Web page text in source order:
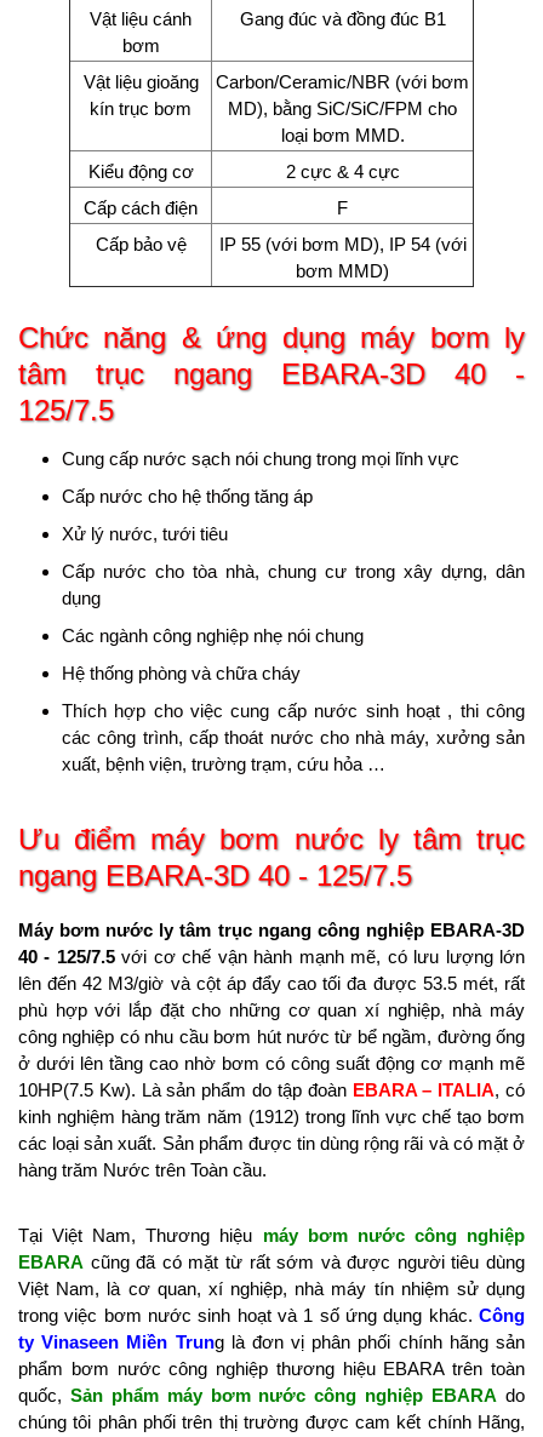
Vật liệu cánh
bơm
Gang đúc và đồng đúc B1
Vật liệu gioăng
kín trục bơm
Carbon/Ceramic/NBR (với bơm
MD), bằng SiC/SiC/FPM cho
loại bơm MMD.
Kiểu động cơ
2 cực & 4 cực
Cấp cách điện
F
Cấp bảo vệ
IP 55 (với bơm MD), IP 54 (với
bơm MMD)
Chức năng & ứng dụng máy bơm ly
tâm trục ngang EBARA-3D 40 -
125/7.5
Cung cấp nước sạch nói chung trong mọi lĩnh vực
Cấp nước cho hệ thống tăng áp
Xử lý nước, tưới tiêu
Cấp nước cho tòa nhà, chung cư trong xây dựng, dân
dụng
Các ngành công nghiệp nhẹ nói chung
Hệ thống phòng và chữa cháy
Thích hợp cho việc cung cấp nước sinh hoạt , thi công
các công trình, cấp thoát nước cho nhà máy, xưởng sản
xuất, bệnh viện, trường trạm, cứu hỏa …
Ưu điểm máy bơm nước ly tâm trục
ngang EBARA-3D 40 - 125/7.5
Máy bơm nước ly tâm trục ngang công nghiệp EBARA-3D
40 - 125/7.5với cơ chế vận hành mạnh mẽ, có lưu lượng lớn
lên đến 42 M3/giờ và cột áp đẩy cao tối đa được 53.5 mét, rất
phù hợp với lắp đặt cho những cơ quan xí nghiệp, nhà máy
công nghiệp có nhu cầu bơm hút nước từ bể ngầm, đường ống
ở dưới lên tầng cao nhờ bơm có công suất động cơ mạnh mẽ
10HP(7.5 Kw). Là sản phẩm do tập đoàn EBARA – ITALIA, có
kinh nghiệm hàng trăm năm (1912) trong lĩnh vực chế tạo bơm
các loại sản xuất. Sản phẩm được tin dùng rộng rãi và có mặt ở
hàng trăm Nước trên Toàn cầu.
Tại Việt Nam, Thương hiệu máy bơm nước công nghiệp
EBARA cũng đã có mặt từ rất sớm và được người tiêu dùng
Việt Nam, là cơ quan, xí nghiệp, nhà máy tín nhiệm sử dụng
trong việc bơm nước sinh hoạt và 1 số ứng dụng khác. Công
ty Vinaseen Miền Trung là đơn vị phân phối chính hãng sản
phẩm bơm nước công nghiệp thương hiệu EBARA trên toàn
quốc, Sản phẩm máy bơm nước công nghiệp EBARA do
chúng tôi phân phối trên thị trường được cam kết chính Hãng,